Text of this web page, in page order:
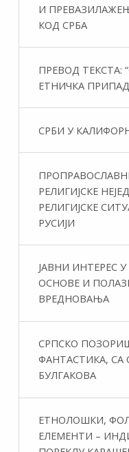
И
КОД СРБА
ПРЕВОД
ЕТНИЧКА
СРБИ У
РЕЛИГИЈСКЕ
РЕЛИГИЈСКЕ
РУСИЈИ
ЈАВНИ ИНТЕРЕС
ОСНОВЕ И
ВРЕДНОВАЊА
СРПСКО
ФАНТАСТИКA,
БУЛГАКОВА
ЕТНОЛОШКИ,
ЕЛЕМЕНТИ –